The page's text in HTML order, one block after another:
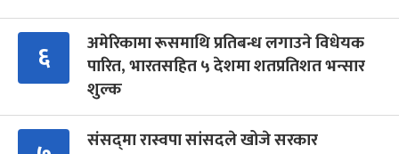
६
अमेरिकामा रूसमाथि प्रतिबन्ध लगाउने विधेयक
पारित, भारतसहित ५ देशमा शतप्रतिशत भन्सार
शुल्क
संसद्‍मा रास्वपा सांसदले खोजे सरकार